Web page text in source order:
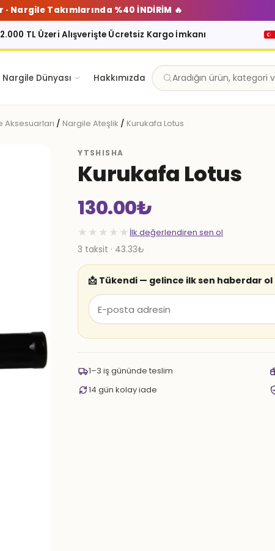
Nargile Takımlarında %40 İNDİRİM 🔥
2.000 TL Üzeri Alışverişte Ücretsiz Kargo İmkanı
Nargile Dünyası Hakkımızda
Aksesuarları / Nargile Ateşlik / Kurukafa Lotus
YTSHISHA
Kurukafa Lotus
130.00₺
★★★★★ İlk değerlendiren sen ol
3 taksit · 43.33₺
📩 Tükendi — gelince ilk sen haberdar ol
1–3 iş gününde teslim
14 gün kolay iade